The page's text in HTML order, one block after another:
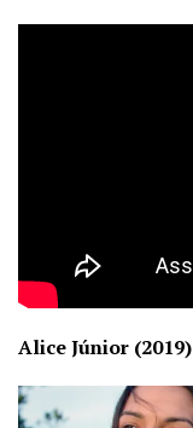
Alice Júnior (2019)